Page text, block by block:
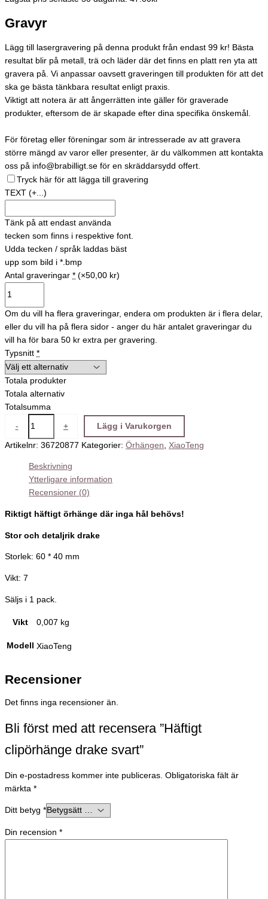
Gravyr
Lägg till lasergravering på denna produkt från endast 99 kr! Bästa
resultat blir på metall, trä och läder där det finns en platt ren yta att
gravera på. Vi anpassar oavsett graveringen till produkten för att det
ska ge bästa tänkbara resultat enligt praxis.
Viktigt att notera är att ångerrätten inte gäller för graverade
produkter, eftersom de är skapade efter dina specifika önskemål.
För företag eller föreningar som är intresserade av att gravera
större mängd av varor eller presenter, är du välkommen att kontakta
oss på info@brabilligt.se för en skräddarsydd offert.
Tryck här för att lägga till gravering
TEXT (+...)
Tänk på att endast använda
tecken som finns i respektive font.
Udda tecken / språk laddas bäst
upp som bild i *.bmp
Antal graveringar * (×50,00 kr)
Om du vill ha flera graveringar, endera om produkten är i flera delar,
eller du vill ha på flera sidor - anger du här antalet graveringar du
vill ha för bara 50 kr extra per gravering.
Typsnitt *
Totala produkter
Totala alternativ
Totalsumma
- + Lägg i Varukorgen
Artikelnr: 36720877 Kategorier: Örhängen XiaoTeng
Beskrivning
Ytterligare information
Recensioner (0)
Riktigt häftigt örhänge där inga hål behövs!
Stor och detaljrik drake
Storlek: 60 * 40 mm
Vikt: 7
Säljs i 1 pack.
Vikt 0,007 kg
Modell XiaoTeng
Recensioner
Det finns inga recensioner än.
Bli först med att recensera ”Häftigt
clipörhänge drake svart”
Din e-postadress kommer inte publiceras. Obligatoriska fält är
märkta *
Ditt betyg *
Din recension *